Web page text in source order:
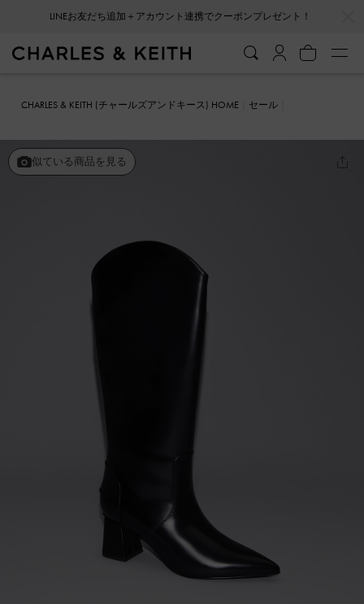
LINEお友だち追加＋アカウント連携でクーポンプレゼント！
CHARLES & KEITH (チャールズアンドキース) HOME
セール
似ている商品を見る